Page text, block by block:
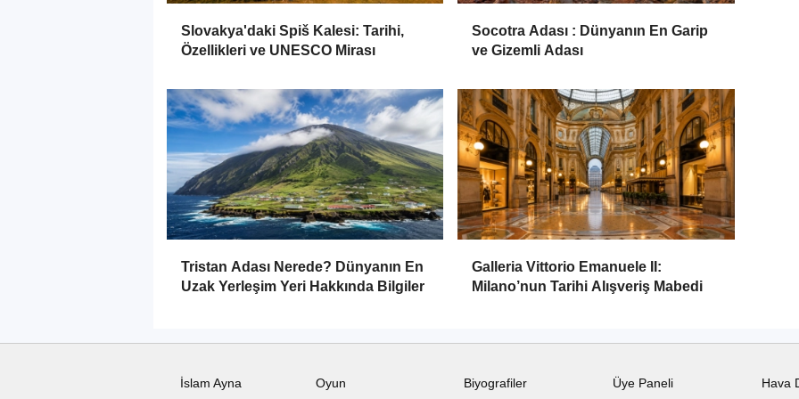
Slovakya'daki Spiš Kalesi: Tarihi,
Özellikleri ve UNESCO Mirası
Socotra Adası : Dünyanın En Garip
ve Gizemli Adası
Tristan Adası Nerede? Dünyanın En
Uzak Yerleşim Yeri Hakkında Bilgiler
Galleria Vittorio Emanuele II:
Milano’nun Tarihi Alışveriş Mabedi
İslam Ayna Oyun Biyografiler Üye Paneli Hava